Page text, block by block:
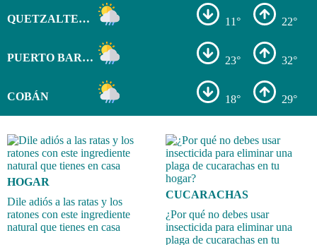
QUETZALTENANGO 11° 22°
PUERTO BARRIOS 23° 32°
COBÁN 18° 29°
HOGAR
Dile adiós a las ratas y los
ratones con este ingrediente
natural que tienes en casa
CUCARACHAS
¿Por qué no debes usar
insecticida para eliminar una
plaga de cucarachas en tu